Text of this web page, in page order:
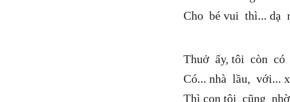
Cho bé vui thì... dạ
Thuở ấy, tôi còn có
Có... nhà lầu, với...
Thì con tôi cũng